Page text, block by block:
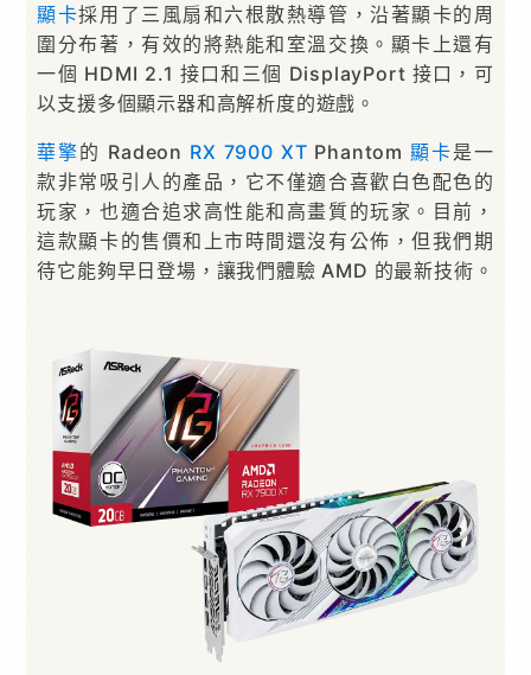
顯卡採用了三風扇和六根散熱導管，沿著顯卡的周
圍分布著，有效的將熱能和室溫交換。顯卡上還有
一個 HDMI 2.1 接口和三個 DisplayPort 接口，可
以支援多個顯示器和高解析度的遊戲。
華擎的 Radeon RX 7900 XT Phantom 顯卡是一
款非常吸引人的產品，它不僅適合喜歡白色配色的
玩家，也適合追求高性能和高畫質的玩家。目前，
這款顯卡的售價和上市時間還沒有公佈，但我們期
待它能夠早日登場，讓我們體驗 AMD 的最新技術。